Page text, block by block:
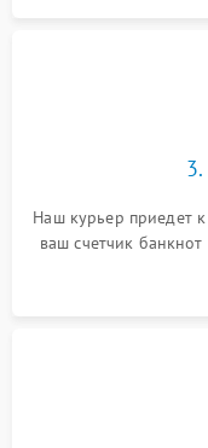
Наш курьер приедет
ваш счетчик